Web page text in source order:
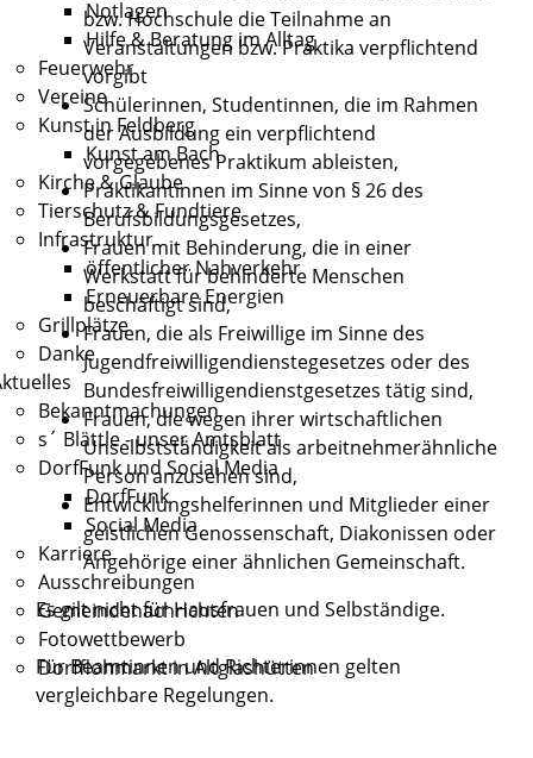
Notlagen
Hilfe & Beratung im Alltag
Feuerwehr
Vereine
Kunst in Feldberg
Kunst am Bach
Kirche & Glaube
Tierschutz & Fundtiere
Infrastruktur
öffentlicher Nahverkehr
Erneuerbare Energien
Grillplätze
Danke
Bekanntmachungen
s´ Blättle - unser Amtsblatt
DorfFunk und Social Media
DorfFunk
Social Media
Karriere
Ausschreibungen
Gemeindenachrichten
Fotowettbewerb
Dorfflohmarkt in Altglashütten
bzw. Hochschule die Teilnahme an
Veranstaltungen bzw. Praktika verpflichtend
vorgibt
Schülerinnen, Studentinnen, die im Rahmen
der Ausbildung ein verpflichtend
vorgegebenes Praktikum ableisten,
Praktikantinnen im Sinne von § 26 des
Berufsbildungsgesetzes,
Frauen mit Behinderung, die in einer
Werkstatt für behinderte Menschen
beschäftigt sind,
Frauen, die als Freiwillige im Sinne des
Jugendfreiwilligendienstegesetzes oder des
Bundesfreiwilligendienstgesetzes tätig sind,
Frauen, die wegen ihrer wirtschaftlichen
Unselbstständigkeit als arbeitnehmerähnliche
Person anzusehen sind,
Entwicklungshelferinnen und Mitglieder einer
geistlichen Genossenschaft, Diakonissen oder
Angehörige einer ähnlichen Gemeinschaft.
Es gilt nicht für Hausfrauen und Selbständige.
Für Beamtinnen und Richterinnen gelten
vergleichbare Regelungen.